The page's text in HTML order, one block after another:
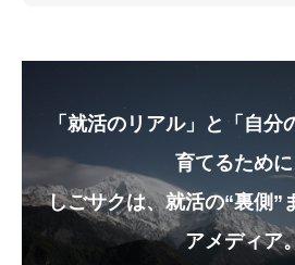
「就活のリアル」と「自分
育てるために
しごサクは、就活の“裏側”
アメディア